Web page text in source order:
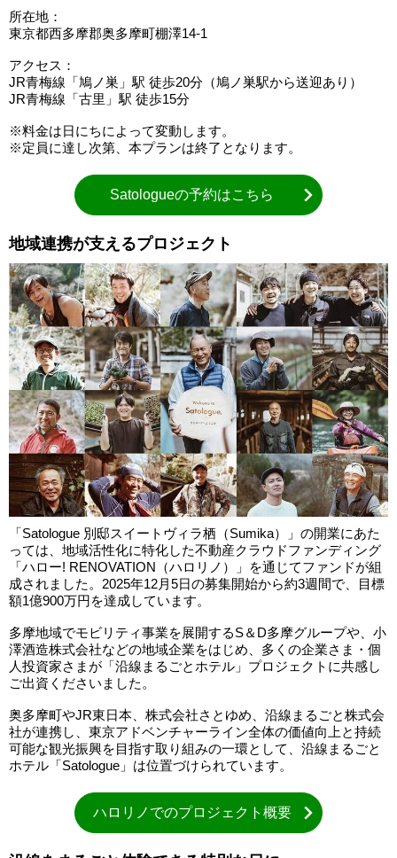
所在地：
東京都西多摩郡奥多摩町棚澤14-1
アクセス：
JR青梅線「鳩ノ巣」駅 徒歩20分（鳩ノ巣駅から送迎あり）
JR青梅線「古里」駅 徒歩15分
※料金は日にちによって変動します。
※定員に達し次第、本プランは終了となります。
Satologueの予約はこちら
地域連携が支えるプロジェクト
「Satologue 別邸スイートヴィラ栖（Sumika）」の開業にあた
っては、地域活性化に特化した不動産クラウドファンディング
「ハロー! RENOVATION（ハロリノ）」を通じてファンドが組
成されました。2025年12月5日の募集開始から約3週間で、目標
額1億900万円を達成しています。
多摩地域でモビリティ事業を展開するS＆D多摩グループや、小
澤酒造株式会社などの地域企業をはじめ、多くの企業さま・個
人投資家さまが「沿線まるごとホテル」プロジェクトに共感し
ご出資くださいました。
奥多摩町やJR東日本、株式会社さとゆめ、沿線まるごと株式会
社が連携し、東京アドベンチャーライン全体の価値向上と持続
可能な観光振興を目指す取り組みの一環として、沿線まるごと
ホテル「Satologue」は位置づけられています。
ハロリノでのプロジェクト概要